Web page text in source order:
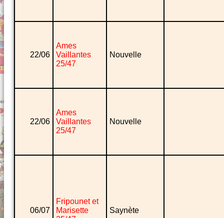
22/06
Ames
Vaillantes
25/47
Nouvelle
22/06
Ames
Vaillantes
25/47
Nouvelle
06/07
Fripounet et
Marisette
Saynète